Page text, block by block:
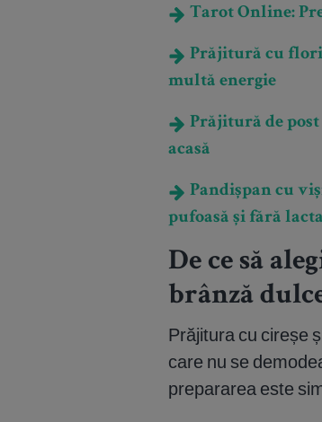
Tarot Online:
Prăjitură cu flori
multă energie
Prăjitură de post
acasă
Pandișpan cu
pufoasă și fără
De ce să
brânză
Prăjitura cu cireșe
care nu se
prepararea este